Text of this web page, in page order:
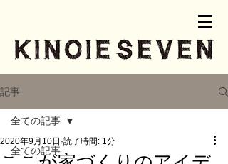
記事
全ての記事
全ての記事
2020年9月10日 読了時間: 1分